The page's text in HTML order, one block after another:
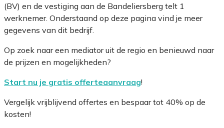
(BV) en de vestiging aan de Bandeliersberg telt 1
werknemer. Onderstaand op deze pagina vind je meer
gegevens van dit bedrijf.
Op zoek naar een mediator uit de regio en benieuwd naar
de prijzen en mogelijkheden?
Start nu je gratis offerteaanvraag!
Vergelijk vrijblijvend offertes en bespaar tot 40% op de
kosten!